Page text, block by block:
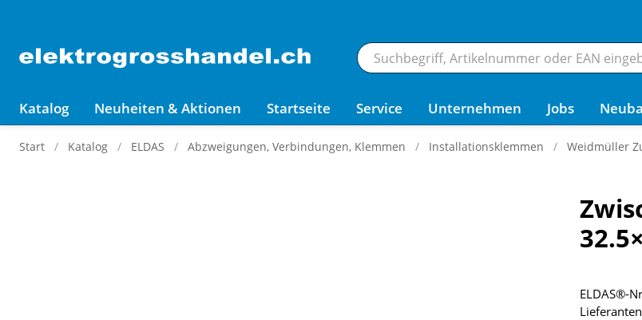
Katalog Neuheiten & Aktionen Startseite Service Unternehmen Jobs
Start Katalog ELDAS Abzweigungen, Verbindungen, Klemmen Installationsklemmen Weidmüller
ELDAS®-Nr